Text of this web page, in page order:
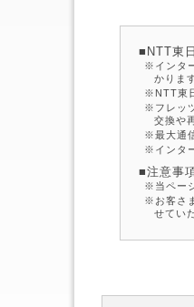
NTT東
インタ
かりま
NTT東
フレッ
交換や
最大通
インタ
注意事
当ペー
お客さ
せてい